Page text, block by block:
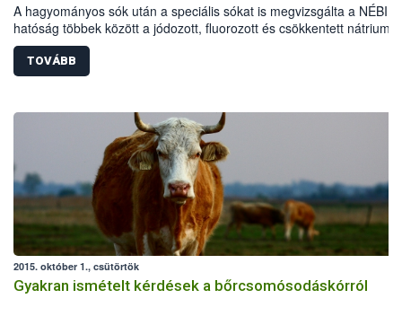
A hagyományos sók után a speciális sókat is megvizsgálta a
hatóság többek között a jódozott, fluorozott és csökkentett nátrium-
tartalmú termékeket vizsgálta elsősorban laboratóriumi és
paraméterek, jelölési előírások alapján. A vizsgálat eredményeként
termékből 40-nél indult hatósági eljárás: 32 esetben
mintegy fél millió forint bírságot szabtak ki a szakemberek. Több
kereskedelmi forgalomból is ki kellett vonni.
TOVÁBB
2015. október 1., csütörtök
Gyakran ismételt kérdések a bőrcsomósodáskórról